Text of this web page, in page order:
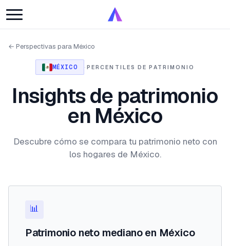
← Perspectivas para México
MÉXICO · PERCENTILES DE PATRIMONIO
Insights de patrimonio
en México
Descubre cómo se compara tu patrimonio neto con
los hogares de México.
📊
Patrimonio neto mediano en México